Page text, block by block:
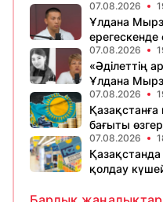
07.08.2026
Ұлдана
ерегескенде
07.08.2026
«Әділеттің
Ұлдана
07.08.2026
бағыты
07.08.2026
қолдау